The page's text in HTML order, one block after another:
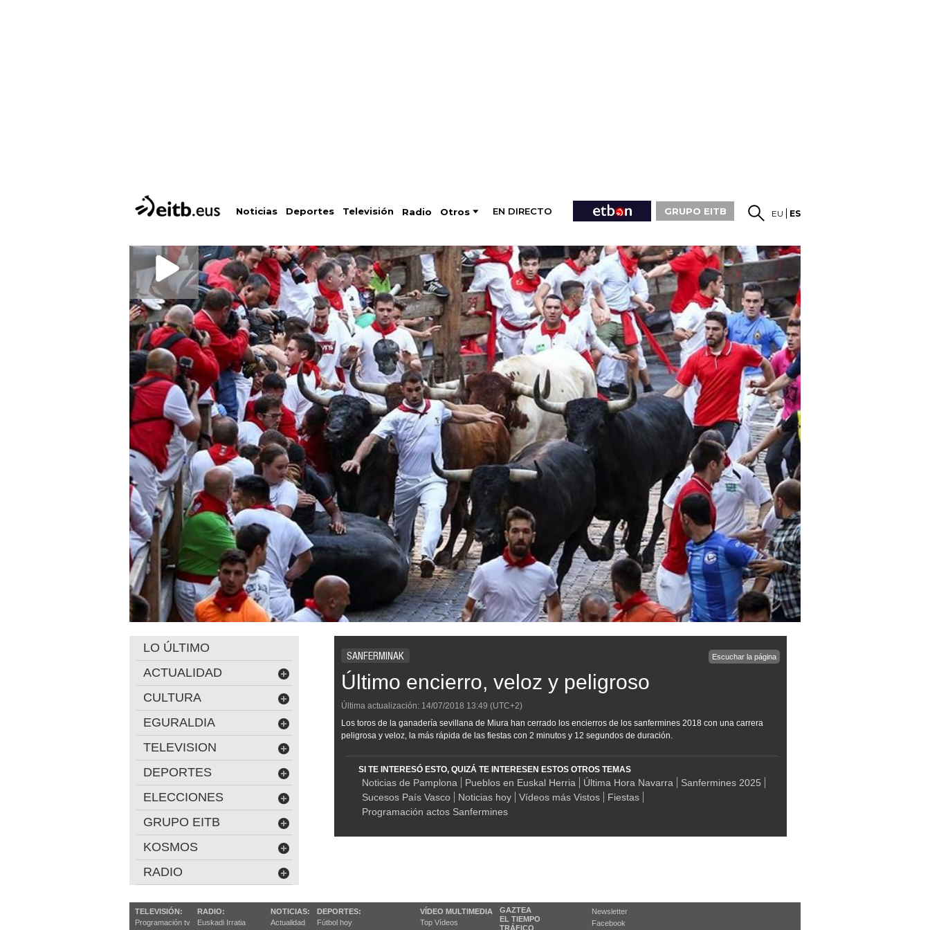
Noticias Deportes Televisión Radio Otros EN DIRECTO GRUPO EITB EU ES
SANFERMINAK Escuchar la página
Último encierro, veloz y peligroso
Última actualización: 14/07/2018 13:49 (UTC+2)
Los toros de la ganadería sevillana de Miura han cerrado los encierros de los sanfermines 2018 con una carrera
peligrosa y veloz, la más rápida de las fiestas con 2 minutos y 12 segundos de duración.
SI TE INTERESÓ ESTO, QUIZÁ TE INTERESEN ESTOS OTROS TEMAS
Noticias de Pamplona Pueblos en Euskal Herria Última Hora Navarra
Sanfermines 2025
Sucesos País Vasco
Noticias hoy Vídeos más Vistos
Fiestas
Programación actos Sanfermines
LO ÚLTIMO
ACTUALIDAD
CULTURA
EGURALDIA
TELEVISION
DEPORTES
ELECCIONES
GRUPO EITB
KOSMOS
RADIO
TELEVISIÓN:
Programación tv
RADIO:
Euskadi Irratia
NOTICIAS:
Actualidad
DEPORTES:
Fútbol hoy
VÍDEO MULTIMEDIA
Top Vídeos
GAZTEA
EL TIEMPO
TRÁFICO
Newsletter
Facebook